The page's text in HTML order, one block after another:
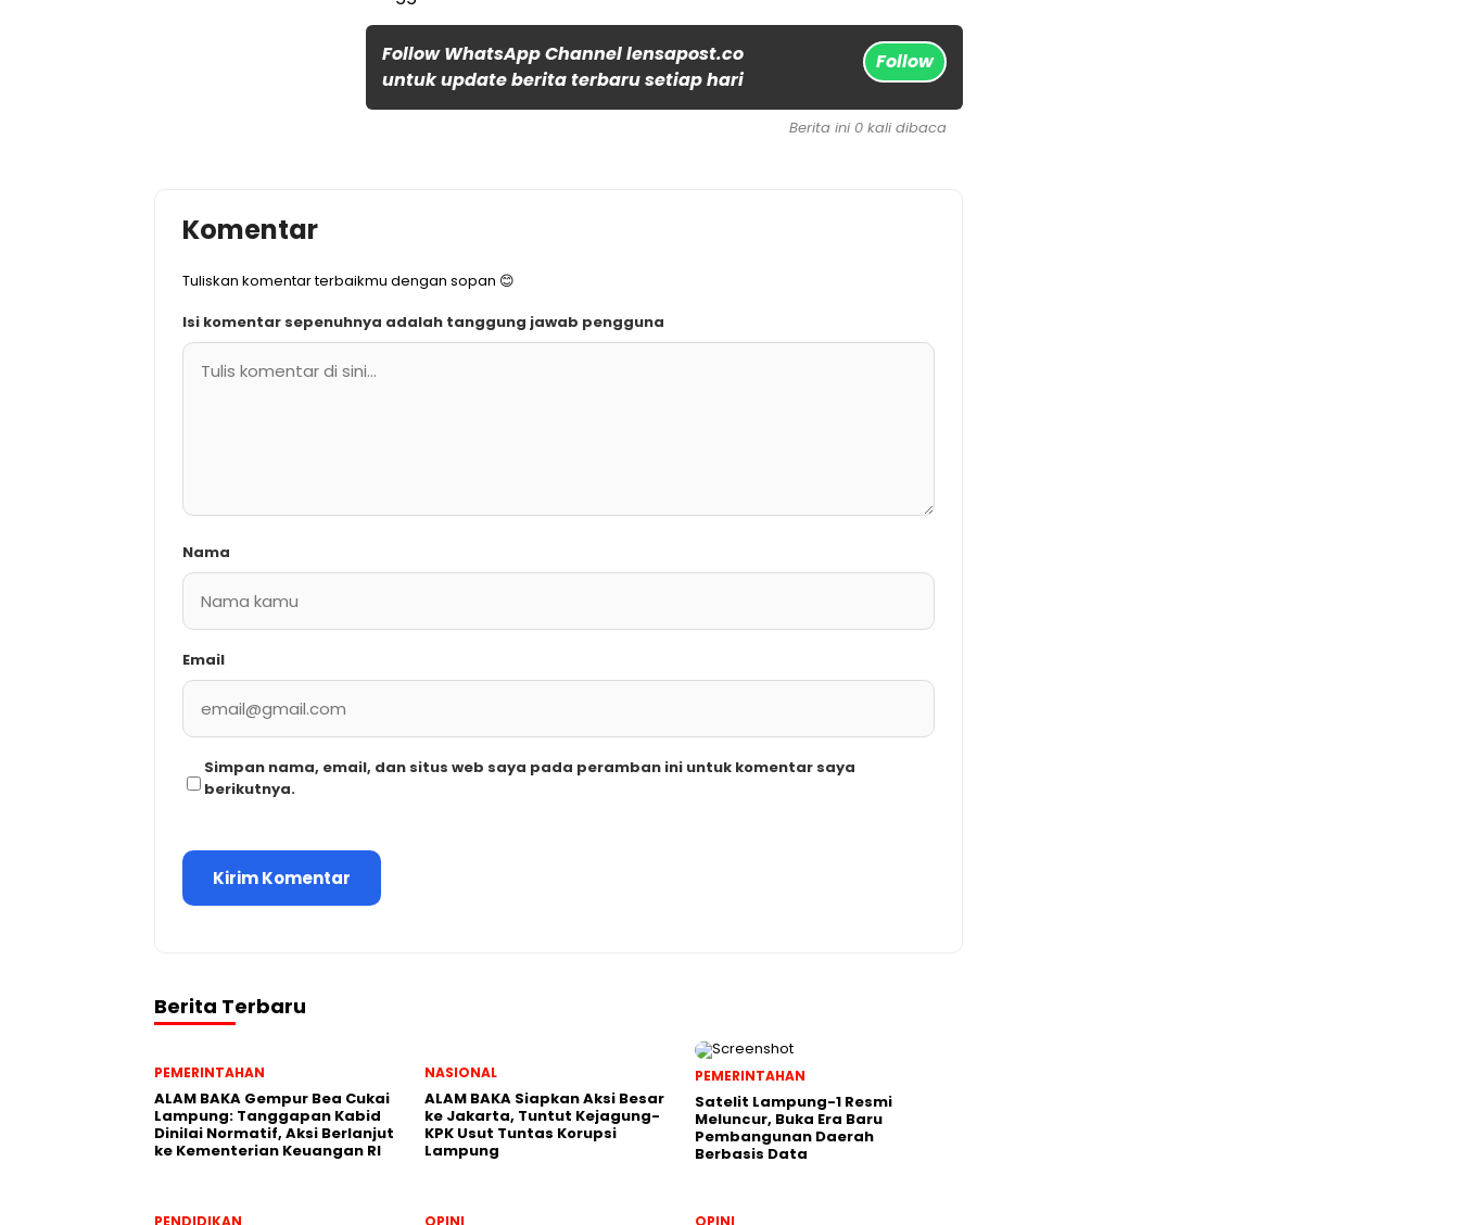
Follow WhatsApp Channel lensapost.co
untuk update berita terbaru setiap hari
Follow
Berita ini 0 kali dibaca
Komentar
Tuliskan komentar terbaikmu dengan sopan 😊
Isi komentar sepenuhnya adalah tanggung jawab pengguna
Nama
Email
Simpan nama, email, dan situs web saya pada peramban ini untuk komentar saya
berikutnya.
Berita Terbaru
PEMERINTAHAN
ALAM BAKA Gempur Bea Cukai
Lampung: Tanggapan Kabid
Dinilai Normatif, Aksi Berlanjut
ke Kementerian Keuangan RI
NASIONAL
ALAM BAKA Siapkan Aksi Besar
ke Jakarta, Tuntut Kejagung-
KPK Usut Tuntas Korupsi
Lampung
PEMERINTAHAN
Satelit Lampung-1 Resmi
Meluncur, Buka Era Baru
Pembangunan Daerah
Berbasis Data